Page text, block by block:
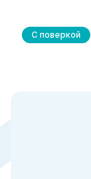
С поверкой